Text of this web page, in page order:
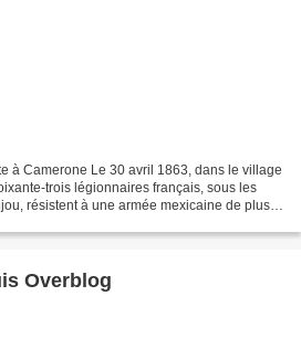
à Camerone Le 30 avril 1863, dans le village
trois légionnaires français, sous les
résistent à une armée mexicaine de plus
Article publié depuis Overblog